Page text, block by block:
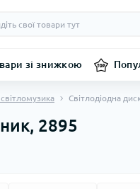
зі знижкою
Світлодіодна
2895